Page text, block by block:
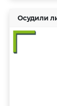
Осудили